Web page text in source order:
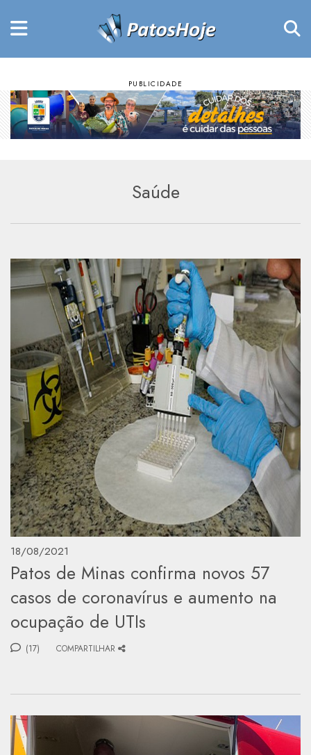
Saúde
18/08/2021
Patos de Minas confirma novos 57
casos de coronavírus e aumento na
ocupação de UTIs
(17) COMPARTILHAR